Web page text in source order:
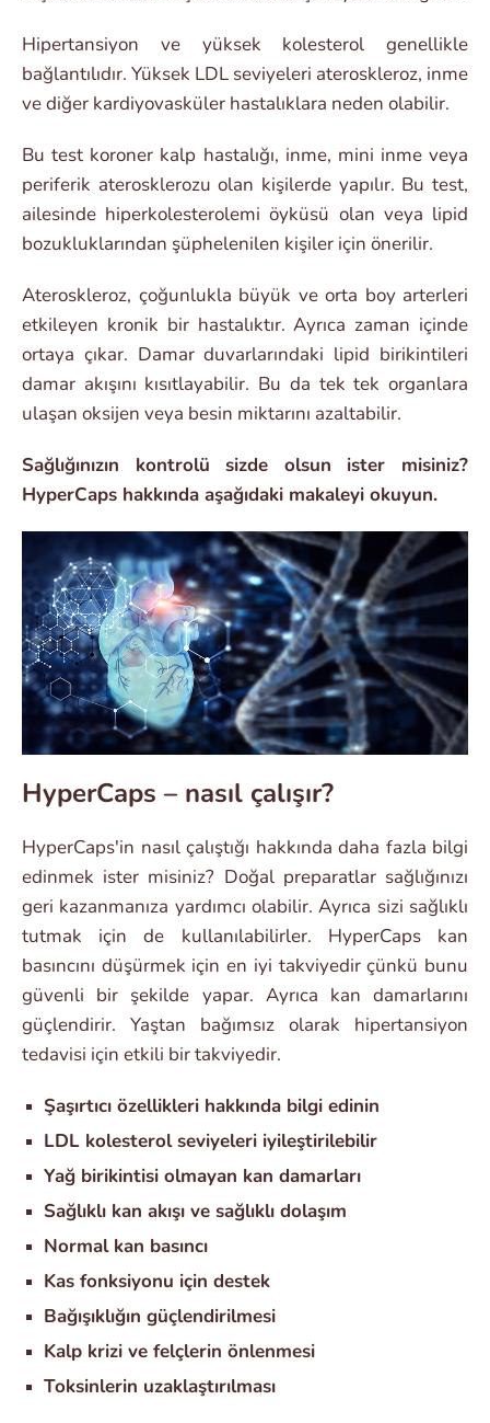
Hipertansiyon ve yüksek kolesterol genellikle
bağlantılıdır. Yüksek LDL seviyeleri ateroskleroz, inme
ve diğer kardiyovasküler hastalıklara neden olabilir.
Bu test koroner kalp hastalığı, inme, mini inme veya
periferik aterosklerozu olan kişilerde yapılır. Bu test,
ailesinde hiperkolesterolemi öyküsü olan veya lipid
bozukluklarından şüphelenilen kişiler için önerilir.
Ateroskleroz, çoğunlukla büyük ve orta boy arterleri
etkileyen kronik bir hastalıktır. Ayrıca zaman içinde
ortaya çıkar. Damar duvarlarındaki lipid birikintileri
damar akışını kısıtlayabilir. Bu da tek tek organlara
ulaşan oksijen veya besin miktarını azaltabilir.
Sağlığınızın kontrolü sizde olsun ister misiniz?
HyperCaps hakkında aşağıdaki makaleyi okuyun.
HyperCaps – nasıl çalışır?
HyperCaps'in nasıl çalıştığı hakkında daha fazla bilgi
edinmek ister misiniz? Doğal preparatlar sağlığınızı
geri kazanmanıza yardımcı olabilir. Ayrıca sizi sağlıklı
tutmak için de kullanılabilirler. HyperCaps kan
basıncını düşürmek için en iyi takviyedir çünkü bunu
güvenli bir şekilde yapar. Ayrıca kan damarlarını
güçlendirir. Yaştan bağımsız olarak hipertansiyon
tedavisi için etkili bir takviyedir.
Şaşırtıcı özellikleri hakkında bilgi edinin
LDL kolesterol seviyeleri iyileştirilebilir
Yağ birikintisi olmayan kan damarları
Sağlıklı kan akışı ve sağlıklı dolaşım
Normal kan basıncı
Kas fonksiyonu için destek
Bağışıklığın güçlendirilmesi
Kalp krizi ve felçlerin önlenmesi
Toksinlerin uzaklaştırılması